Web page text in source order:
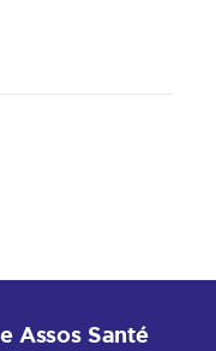
Assos Santé